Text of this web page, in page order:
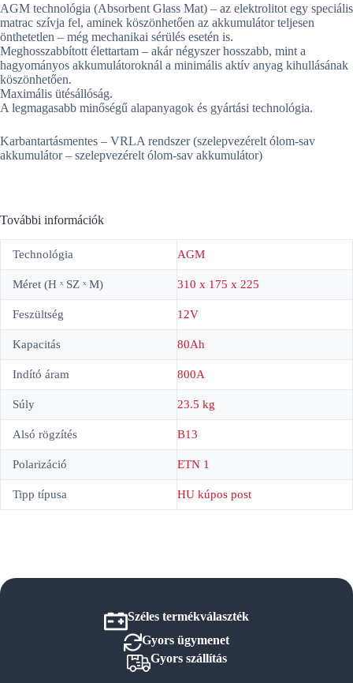
AGM technológia (Absorbent Glass Mat) – az elektrolitot egy speciális
matrac szívja fel, aminek köszönhetően az akkumulátor teljesen
önthetetlen – még mechanikai sérülés esetén is.
Meghosszabbított élettartam – akár négyszer hosszabb, mint a
hagyományos akkumulátoroknál a minimális aktív anyag kihullásának
köszönhetően.
Maximális ütésállóság.
A legmagasabb minőségű alapanyagok és gyártási technológia.
Karbantartásmentes – VRLA rendszer (szelepvezérelt ólom-sav
akkumulátor – szelepvezérelt ólom-sav akkumulátor)
További információk
Technológia AGM
Méret (H ˣ SZ ˣ M) 310 x 175 x 225
Feszültség 12V
Kapacitás 80Ah
Indító áram 800A
Súly 23.5 kg
Alsó rögzítés B13
Polarizáció ETN 1
Tipp típusa HU kúpos post
Széles termékválaszték
Gyors ügymenet
Gyors szállítás